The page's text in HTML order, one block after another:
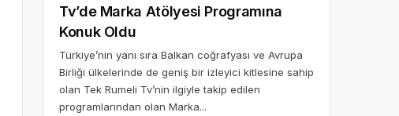
Tv’de Marka Atölyesi Programına
Konuk Oldu
Türkiye’nin yanı sıra Balkan coğrafyası ve Avrupa
Birliği ülkelerinde de geniş bir izleyici kitlesine sahip
olan Tek Rumeli Tv’nin ilgiyle takip edilen
programlarından olan Marka...